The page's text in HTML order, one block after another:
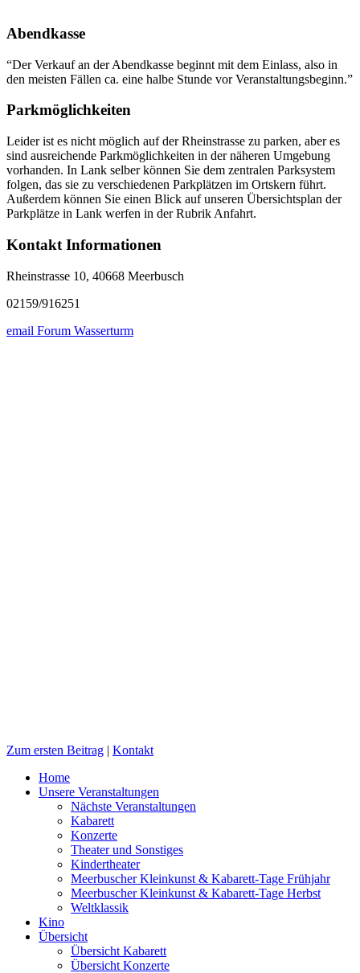
Abendkasse
“Der Verkauf an der Abendkasse beginnt mit dem Einlass, also in
den meisten Fällen ca. eine halbe Stunde vor Veranstaltungsbeginn.”
Parkmöglichkeiten
Leider ist es nicht möglich auf der Rheinstrasse zu parken, aber es
sind ausreichende Parkmöglichkeiten in der näheren Umgebung
vorhanden. In Lank selber können Sie dem zentralen Parksystem
folgen, das sie zu verschiedenen Parkplätzen im Ortskern führt.
Außerdem können Sie einen Blick auf unseren Übersichtsplan der
Parkplätze in Lank werfen in der Rubrik Anfahrt.
Kontakt Informationen
Rheinstrasse 10, 40668 Meerbusch
02159/916251
email Forum Wasserturm
Zum ersten Beitrag | Kontakt
Home
Unsere Veranstaltungen
Nächste Veranstaltungen
Kabarett
Konzerte
Theater und Sonstiges
Kindertheater
Meerbuscher Kleinkunst & Kabarett-Tage Frühjahr
Meerbuscher Kleinkunst & Kabarett-Tage Herbst
Weltklassik
Kino
Übersicht
Übersicht Kabarett
Übersicht Konzerte